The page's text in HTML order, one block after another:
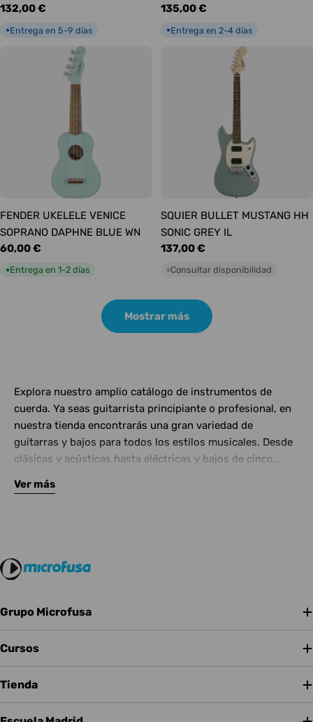
Precio
132,00 €
●Entrega en 5-9 días
Precio
135,00 €
●Entrega en 2-4 días
FENDER UKELELE VENICE
SOPRANO DAPHNE BLUE WN
Precio
habitual
60,00 €
●Entrega en 1-2 días
SQUIER BULLET MUSTANG HH
SONIC GREY IL
Precio
habitual
137,00 €
○Consultar disponibilidad
Mostrar más
Explora nuestro amplio catálogo de instrumentos de
cuerda. Ya seas guitarrista principiante o profesional, en
nuestra tienda encontrarás una gran variedad de
guitarras y bajos para todos los estilos musicales. Desde
clásicas y acústicas hasta eléctricas y bajos de cinco
Complementa tu instrumento con amplificadores de
Ver más
Grupo Microfusa
Cursos
Tienda